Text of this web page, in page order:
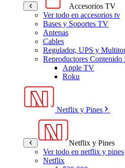
Accesorios TV
Ver todo en accesorios tv
Bases y Soportes TV
Antenas
Cables
Regulador, UPS y
Reproductores Contenido
Apple TV
Roku
Netflix y Pines
Netflix y Pines
Ver todo en netflix y pines
Netflix